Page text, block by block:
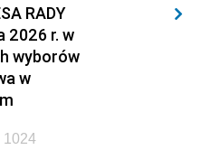
RADY
2026 r. w
wyborów
w
1024